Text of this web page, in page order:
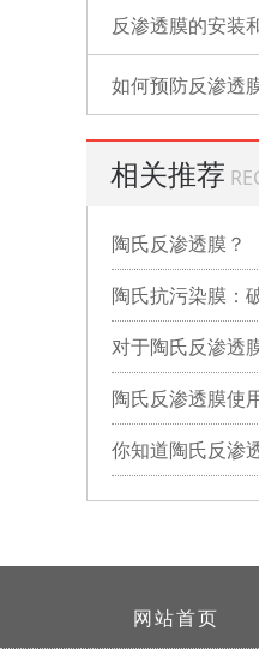
相关推荐
陶氏反渗透膜？
陶氏抗污染膜：
对于陶氏反渗透
陶氏反渗透膜使
网站首页